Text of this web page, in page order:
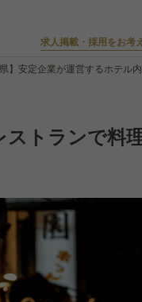
求人掲載・採用をお考
県】安定企業が運営するホテル
ストランで料